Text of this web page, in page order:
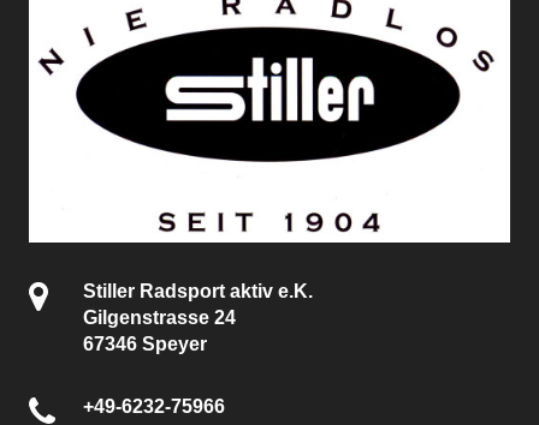
Stiller Radsport aktiv e.K.
Gilgenstrasse 24
67346 Speyer
+49-6232-75966